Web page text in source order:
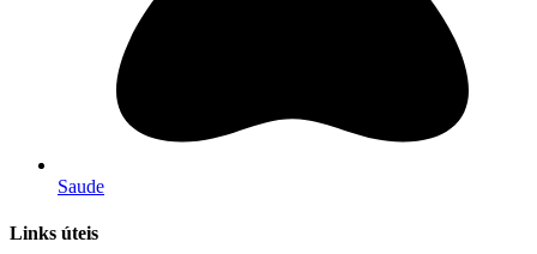
Saude
Links úteis